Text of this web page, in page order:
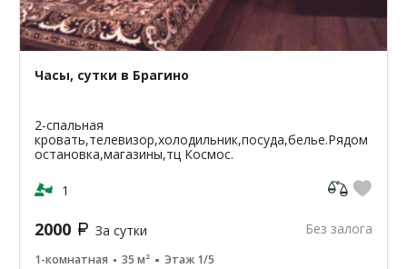
Часы, сутки в Брагино
2-спальная
кровать,телевизор,холодильник,посуда,белье.Рядом
остановка,магазины,тц Космос.
1
2000 За сутки Без залога
1-комнатная 35 м² Этаж 1/5